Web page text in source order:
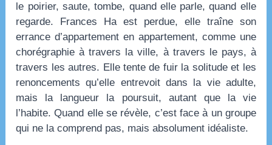
le poirier, saute, tombe, quand elle parle, quand elle
regarde. Frances Ha est perdue, elle traîne son
errance d’appartement en appartement, comme une
chorégraphie à travers la ville, à travers le pays, à
travers les autres. Elle tente de fuir la solitude et les
renoncements qu’elle entrevoit dans la vie adulte,
mais la langueur la poursuit, autant que la vie
l’habite. Quand elle se révèle, c’est face à un groupe
qui ne la comprend pas, mais absolument idéaliste.